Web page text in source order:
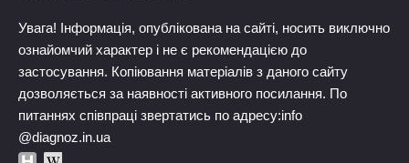
Увага! Інформація, опублікована на сайті, носить виключно
ознайомчий характер і не є рекомендацією до
застосування. Копіювання матеріалів з даного сайту
дозволяється за наявності активного посилання. По
питаннях співпраці звертатись по адресу:info
@diagnoz.in.ua